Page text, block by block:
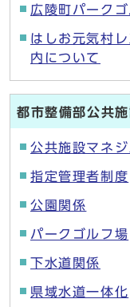
広陵町パーク
はしお元気村
内について
都市整備部公共
公共施設マネジ
指定管理者制度
公園関係
パークゴルフ場
下水道関係
県域水道一体化